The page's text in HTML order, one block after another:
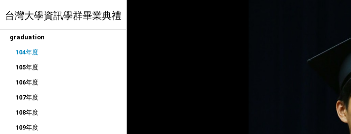
台灣大學資訊學群畢業典禮
graduation
104年度
105年度
106年度
107年度
108年度
109年度